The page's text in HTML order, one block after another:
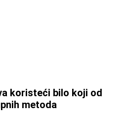
koristeći bilo koji od
metoda